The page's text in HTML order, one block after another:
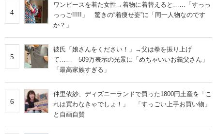
4
ワンピースを着た女性→着物に着替えると……「すっっ
っっご!!!!!」 驚きの“着痩せ姿”に「同一人物なのです
か？」
5
彼氏「娘さんをください！」→父は拳を振り上げ
て…… 509万表示の光景に「めちゃいいお義父さん」
「最高家族すぎる」
6
仲里依紗、ディズニーランドで買った1800円土産を「こ
れは買わなきゃでしょ！」 「すっごい上手お買い物」
と自画自賛